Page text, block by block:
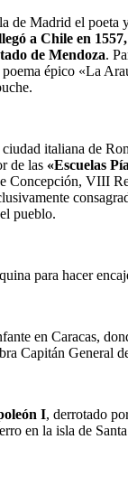
de Madrid el poeta
a Chile en
de Mendoza.
épico «La
italiana de
de las «Escuelas
Concepción, VIII
pueblo.
para hacer
en Caracas,
Capitán General
I, derrotado
en la isla de